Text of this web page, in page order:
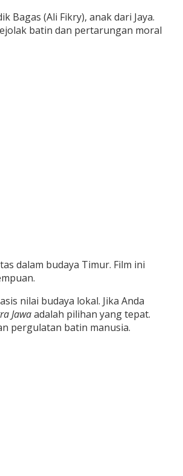
(Ali Fikry), anak dari Jaya.
batin dan pertarungan moral
dalam budaya Timur. Film ini
nilai budaya lokal. Jika Anda
Jawaadalah pilihan yang tepat.
pergulatan batin manusia.